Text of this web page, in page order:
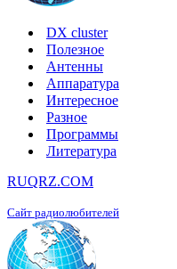
DX cluster
Полезное
Антенны
Аппаратура
Интересное
Разное
Программы
Литература
RUQRZ.COM
Сайт радиолюбителей